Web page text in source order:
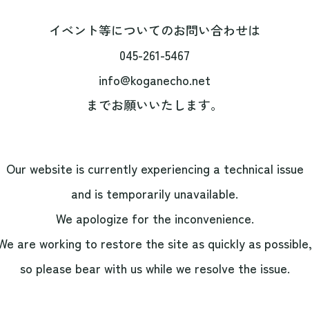
イベント等についてのお問い合わせは
045-261-5467
info@koganecho.net
までお願いいたします。
Our website is currently experiencing a technical issue
and is temporarily unavailable.
We apologize for the inconvenience.
are working to restore the site as quickly as possible,
so please bear with us while we resolve the issue.